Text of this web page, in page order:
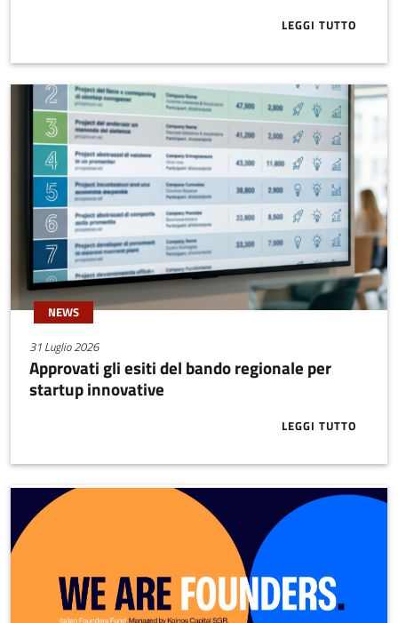
LEGGI TUTTO
ABOUT
NEWS
31 Luglio 2026
Approvati gli esiti del bando regionale per
startup innovative
LEGGI TUTTO
ABOUT